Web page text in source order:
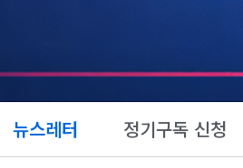
뉴스레터 정기구독 신청